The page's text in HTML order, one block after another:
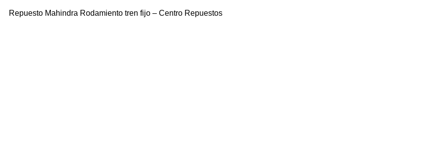
Repuesto Mahindra Rodamiento tren fijo – Centro Repuestos